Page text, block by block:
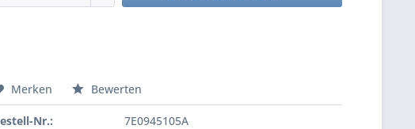
Merken Bewerten
Nr.: 7E0945105A